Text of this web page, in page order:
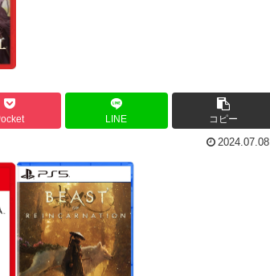
LINE コピー
2024.07.08